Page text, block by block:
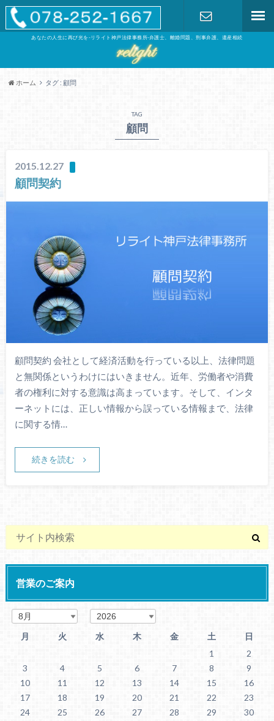
あなたの人生に再び光を-リライト神戸法律事務所-弁護士、離婚問題、刑事弁護、遺産相続
ホーム タグ : 顧問
TAG
顧問
2015.12.27
顧問契約
顧問契約 会社として経済活動を行っている以上、法律問題
と無関係というわけにはいきません。近年、労働者や消費
者の権利に対する意識は高まっています。そして、インタ
ーネットには、正しい情報から誤っている情報まで、法律
に関する情…
続きを読む
営業のご案内
月 火 水 木 金 土 日
1
2
3
4 5 6 7 8
9
10
11 12 13 14 15
16
17
18 19 20 21 22
23
24
25 26 27 28 29
30